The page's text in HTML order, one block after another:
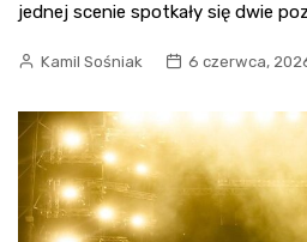
jednej scenie spotkały się dwie
Kamil Sośniak 6 czerwca,